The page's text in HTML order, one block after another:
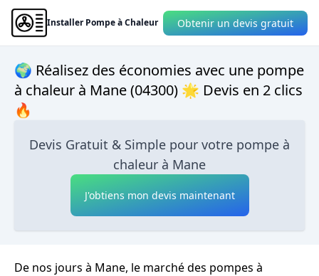
Installer Pompe à Chaleur Obtenir un devis gratuit
🌍 Réalisez des économies avec une pompe
à chaleur à Mane (04300) 🌟 Devis en 2 clics
🔥
Devis Gratuit & Simple pour votre pompe à
chaleur à Mane
J'obtiens mon devis maintenant
De nos jours à Mane, le marché des pompes à